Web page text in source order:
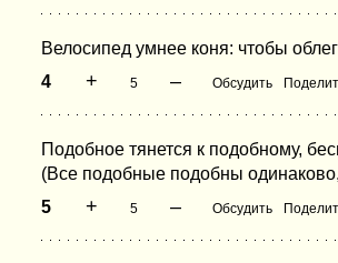
Велосипед умнее коня: чтобы
4
+ 5 – Обсудить
Подобное тянется к подобному,
(Все подобные подобны
5
+ 5 – Обсудить